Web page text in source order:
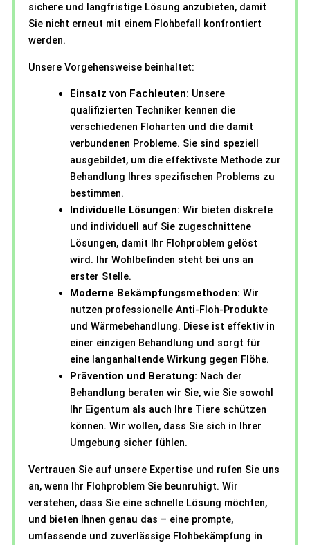
sichere und langfristige Lösung anzubieten, damit
Sie nicht erneut mit einem Flohbefall konfrontiert
werden.
Unsere Vorgehensweise beinhaltet:
Einsatz von Fachleuten: Unsere
qualifizierten Techniker kennen die
verschiedenen Floharten und die damit
verbundenen Probleme. Sie sind speziell
ausgebildet, um die effektivste Methode zur
Behandlung Ihres spezifischen Problems zu
bestimmen.
Individuelle Lösungen: Wir bieten diskrete
und individuell auf Sie zugeschnittene
Lösungen, damit Ihr Flohproblem gelöst
wird. Ihr Wohlbefinden steht bei uns an
erster Stelle.
Moderne Bekämpfungsmethoden: Wir
nutzen professionelle Anti-Floh-Produkte
und Wärmebehandlung. Diese ist effektiv in
einer einzigen Behandlung und sorgt für
eine langanhaltende Wirkung gegen Flöhe.
Prävention und Beratung: Nach der
Behandlung beraten wir Sie, wie Sie sowohl
Ihr Eigentum als auch Ihre Tiere schützen
können. Wir wollen, dass Sie sich in Ihrer
Umgebung sicher fühlen.
Vertrauen Sie auf unsere Expertise und rufen Sie uns
an, wenn Ihr Flohproblem Sie beunruhigt. Wir
verstehen, dass Sie eine schnelle Lösung möchten,
und bieten Ihnen genau das – eine prompte,
umfassende und zuverlässige Flohbekämpfung in